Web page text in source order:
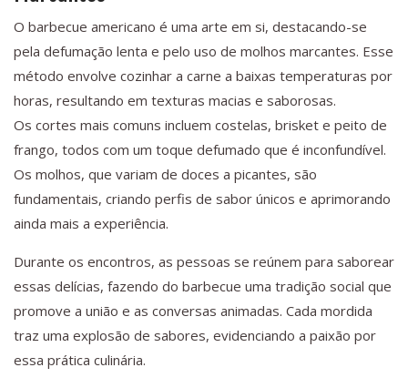
O barbecue americano é uma arte em si, destacando-se
pela defumação lenta e pelo uso de molhos marcantes. Esse
método envolve cozinhar a carne a baixas temperaturas por
horas, resultando em texturas macias e saborosas.
Os cortes mais comuns incluem costelas, brisket e peito de
frango, todos com um toque defumado que é inconfundível.
Os molhos, que variam de doces a picantes, são
fundamentais, criando perfis de sabor únicos e aprimorando
ainda mais a experiência.
Durante os encontros, as pessoas se reúnem para saborear
essas delícias, fazendo do barbecue uma tradição social que
promove a união e as conversas animadas. Cada mordida
traz uma explosão de sabores, evidenciando a paixão por
essa prática culinária.